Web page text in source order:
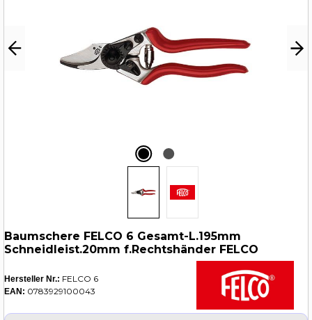
Baumschere FELCO 6 Gesamt-L.195mm
Schneidleist.20mm f.Rechtshänder FELCO
Hersteller Nr.: FELCO 6
EAN: 0783929100043